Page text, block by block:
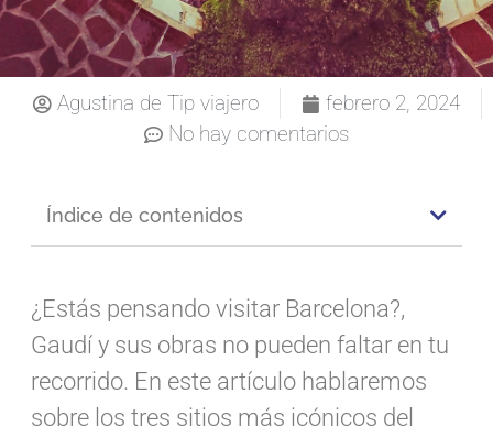
Agustina de Tip viajero
febrero 2, 2024
No hay comentarios
Índice de contenidos
¿Estás pensando visitar Barcelona?,
Gaudí y sus obras no pueden faltar en tu
recorrido. En este artículo hablaremos
sobre los tres sitios más icónicos del